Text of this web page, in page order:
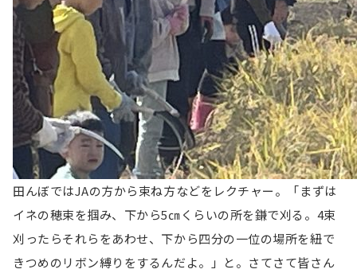
田んぼではJAの方から束ね方などをレクチャー。「まずは
イネの穂束を掴み、下から5㎝くらいの所を鎌で刈る。4束
刈ったらそれらをあわせ、下から四分の一位の場所を紐で
きつめのリボン縛りをするんだよ。」と。さてさて皆さん